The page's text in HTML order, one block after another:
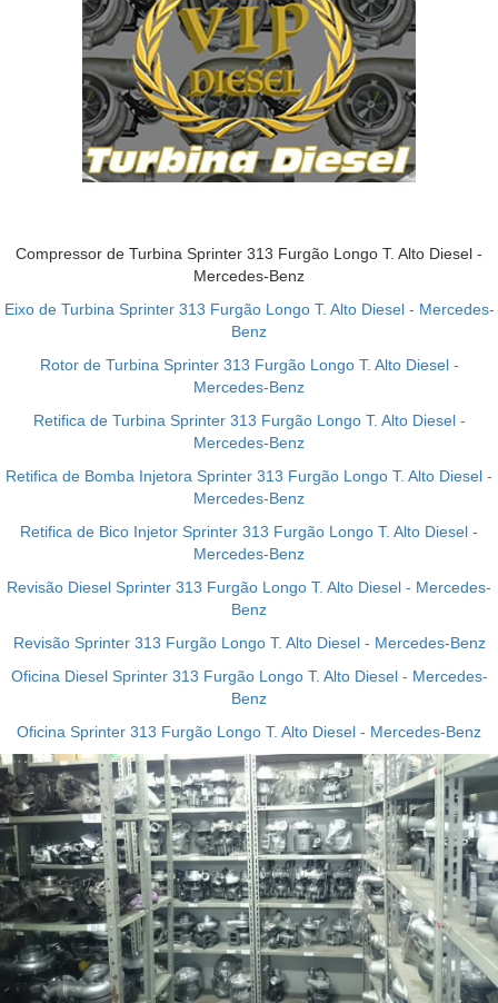
Compressor de Turbina Sprinter 313 Furgão Longo T. Alto Diesel -
Mercedes-Benz
Eixo de Turbina Sprinter 313 Furgão Longo T. Alto Diesel - Mercedes-
Benz
Rotor de Turbina Sprinter 313 Furgão Longo T. Alto Diesel -
Mercedes-Benz
Retifica de Turbina Sprinter 313 Furgão Longo T. Alto Diesel -
Mercedes-Benz
Retifica de Bomba Injetora Sprinter 313 Furgão Longo T. Alto Diesel -
Mercedes-Benz
Retifica de Bico Injetor Sprinter 313 Furgão Longo T. Alto Diesel -
Mercedes-Benz
Revisão Diesel Sprinter 313 Furgão Longo T. Alto Diesel - Mercedes-
Benz
Revisão Sprinter 313 Furgão Longo T. Alto Diesel - Mercedes-Benz
Oficina Diesel Sprinter 313 Furgão Longo T. Alto Diesel - Mercedes-
Benz
Oficina Sprinter 313 Furgão Longo T. Alto Diesel - Mercedes-Benz